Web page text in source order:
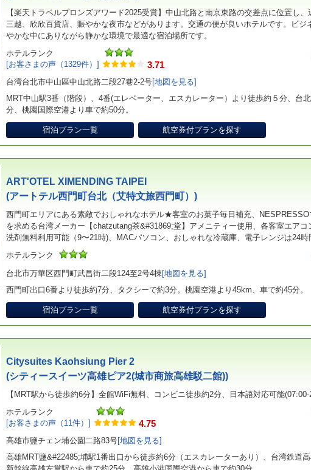
【楽天トラベルブロンズアワード2025受賞】中山北路と南京東路の交差点に位置し
三越、欣欣百貨店、賑やかな夜市などがあります。交通の便が良いホテルです。ビジ
やかな中にありながら静かな環境で最適な宿泊場所です。
ホテルランク
[お客さまの声（1329件）]
3.71
台湾台北市中山區中山北路二段27巷2-2号[地図を見る]
MRT中山駅3番（階段）、4番(エレベーター、エスカレーター）より徒歩約５分、台
分、桃園国際空港より車で約50分。
宿泊プラン一覧 航空券付プランを探す
ART'OTEL XIMENDING TAIPEI
(アートテル西門町台北（艾特文旅西門町）)
西門町エリアにある素敵でおしゃれなホテル★客室のお菓子毎日補充、
を求める台湾メーカー【chatzutang茶&#31869;堂】アメニティー使用、各客室エアコ
洗剤無料利用可能（9〜21時)、MACパソコン、おしゃれな冷蔵庫、電子レンジは24
ホテルランク
台北市万華区西門町武昌街二段124至2号4棟[地図を見る]
西門町出口6番より徒歩約7分、タクシーで約3分。桃園空港より45km、車で約45分。
宿泊プラン一覧 航空券付プランを探す
Citysuites Kaohsiung Pier 2
(シティースイーツ高雄ピア2(城市商旅高雄駁二館))
【MRT駅から徒歩約6分】全館WiFi無料、コンビニ徒歩約2分、日本語対応可能(07:00-
ホテルランク
[お客さまの声（11件）]
4.75
高雄市鹽チェン埔公園二路83号[地図を見る]
高雄MRT鹽&#22485;埔駅1番出口から徒歩約6分（エスカレーターあり）、台湾鉄道高